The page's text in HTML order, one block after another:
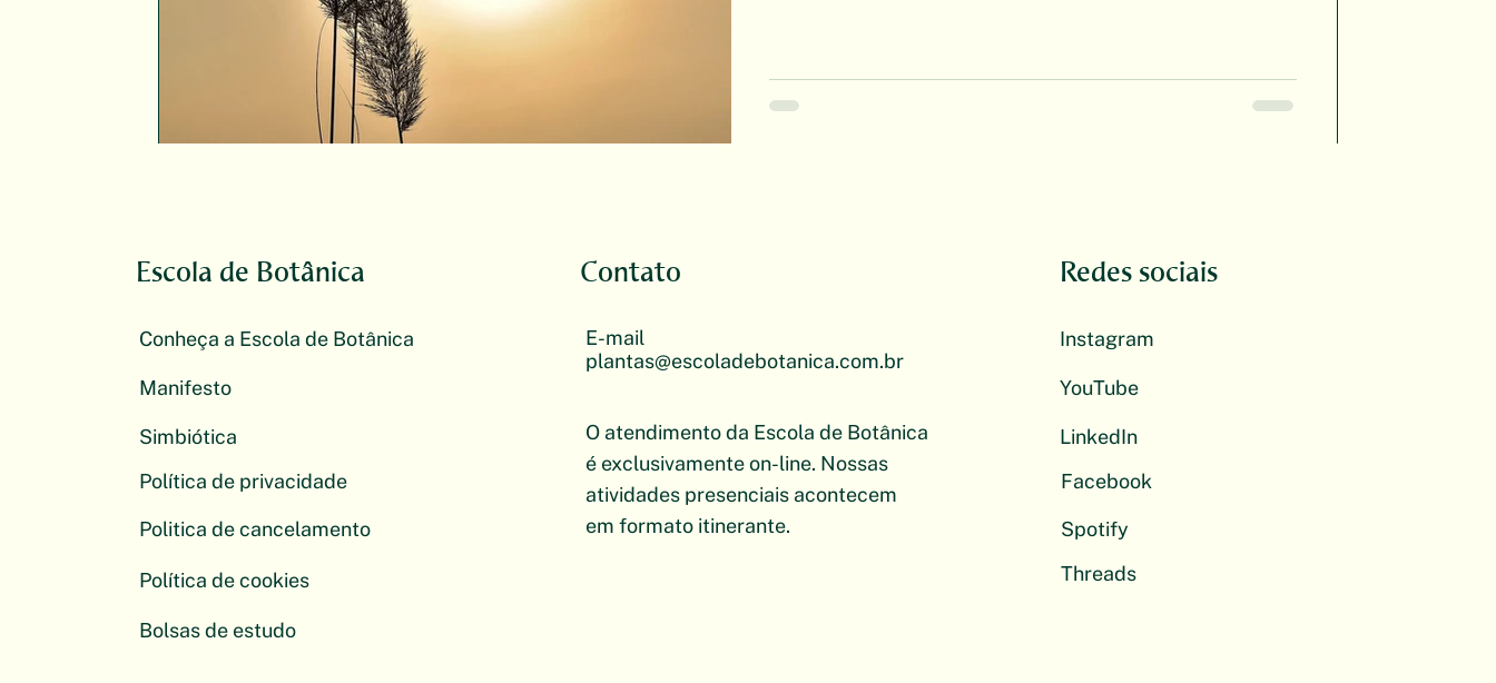
Escola de Botânica
Conheça a Escola de Botânica
Manifesto
Simbiótica
Política de privacidade
Politica de cancelamento
Política de cookies
Bolsas de estudo
Contato
E-mail
plantas@escoladebotanica.com.br
O atendimento da Escola de Botânica
é exclusivamente on-line. Nossas
atividades presenciais acontecem
em formato itinerante.
Redes sociais
Instagram
YouTube
LinkedIn
Facebook
Spotify
Threads